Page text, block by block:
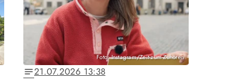
Foto: Instagram/Zeit-zum-Zuhören
notes21.07.2026 13:38